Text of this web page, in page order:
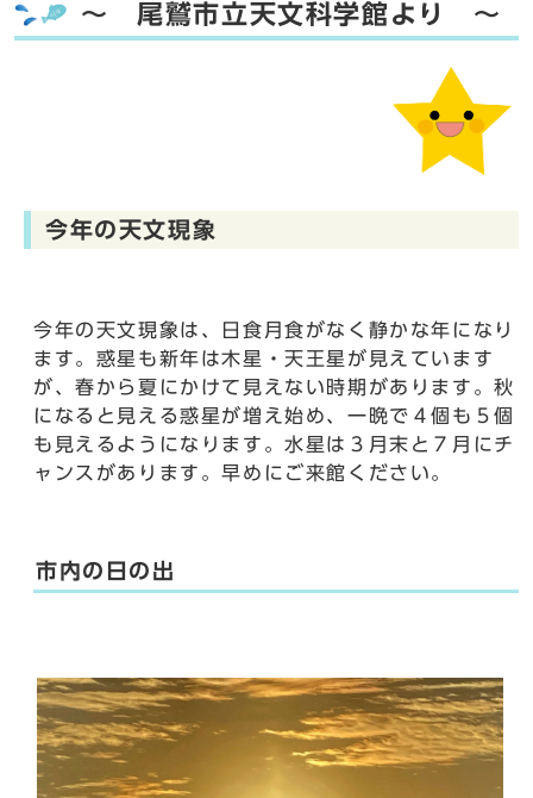
～ 尾鷲市立天文科学館より ～
今年の天文現象
今年の天文現象は、日食月食がなく静かな年になり
ます。惑星も新年は木星・天王星が見えています
が、春から夏にかけて見えない時期があります。秋
になると見える惑星が増え始め、一晩で４個も５個
も見えるようになります。水星は３月末と７月にチ
ャンスがあります。早めにご来館ください。
市内の日の出